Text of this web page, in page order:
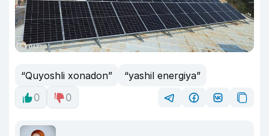
“Quyoshli xonadon”
“yashil energiya”
0
0